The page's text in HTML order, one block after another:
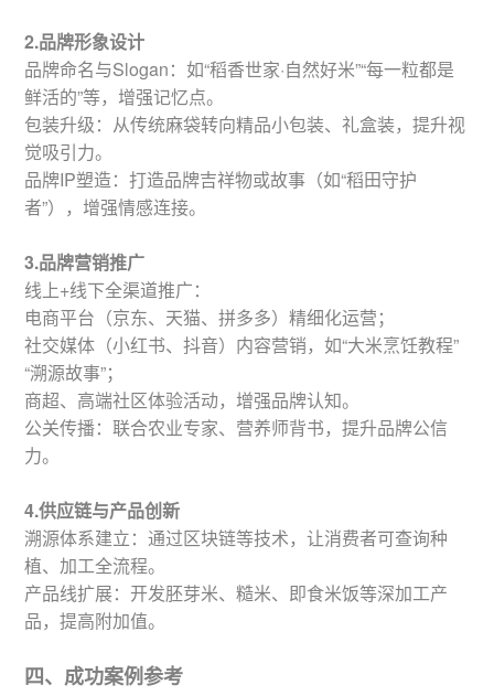
2.品牌形象设计
品牌命名与Slogan：如“稻香世家·自然好米”“每一粒都是
鲜活的”等，增强记忆点。
包装升级：从传统麻袋转向精品小包装、礼盒装，提升视
觉吸引力。
品牌IP塑造：打造品牌吉祥物或故事（如“稻田守护
者”），增强情感连接。
3.品牌营销推广
线上+线下全渠道推广：
电商平台（京东、天猫、拼多多）精细化运营；
社交媒体（小红书、抖音）内容营销，如“大米烹饪教程”
“溯源故事”；
商超、高端社区体验活动，增强品牌认知。
公关传播：联合农业专家、营养师背书，提升品牌公信
力。
4.供应链与产品创新
溯源体系建立：通过区块链等技术，让消费者可查询种
植、加工全流程。
产品线扩展：开发胚芽米、糙米、即食米饭等深加工产
品，提高附加值。
四、成功案例参考